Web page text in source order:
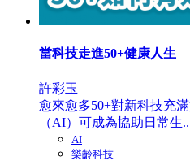
當科技走進50+健康人生
許彩玉
愈來愈多50+對新科技充
（AI）可成為協助日常生
AI
樂齡科技